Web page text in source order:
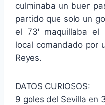
culminaba un buen
partido que solo un
el 73′ maquillaba el
local comandado por
Reyes.
DATOS CURIOSOS:
9 goles del Sevilla en